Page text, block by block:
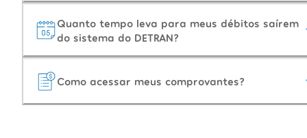
Quanto tempo leva para meus débitos saírem
do sistema do DETRAN?
Como acessar meus comprovantes?